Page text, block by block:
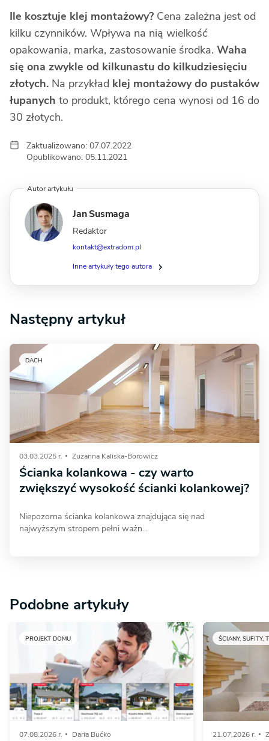
Ile kosztuje klej montażowy? Cena zależna jest od
kilku czynników. Wpływa na nią wielkość
opakowania, marka, zastosowanie środka. Waha
się ona zwykle od kilkunastu do kilkudziesięciu
złotych. Na przykład klej montażowy do pustaków
łupanych to produkt, którego cena wynosi od 16 do
30 złotych.
Zaktualizowano: 07.07.2022
Opublikowano: 05.11.2021
Autor artykułu
Jan Susmaga
Redaktor
kontakt@extradom.pl
Inne artykuły tego autora
Następny artykuł
DACH
03.03.2025 r. Zuzanna Kaliska-Borowicz
Ścianka kolankowa - czy warto
zwiększyć wysokość ścianki kolankowej?
Niepozorna ścianka kolankowa znajdująca się nad
najwyższym stropem pełni ważn...
Podobne artykuły
PROJEKT DOMU
07.08.2026 r. Daria Bućko
ŚCIANY, SUFITY,
21.07.2026 r.